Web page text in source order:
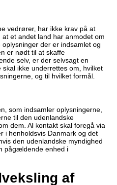
vedrører, har ikke krav på at
et andet land har anmodet om
der er indsamlet og
er nødt til at skaffe
selv, er der selvsagt en
ikke underrettes om, hvilket
og til hvilket formål.
som indsamler oplysningerne,
til den udenlandske
dem. Al kontakt skal foregå via
i henholdsvis Danmark og det
den udenlandske myndighed
pågældende enhed i
af